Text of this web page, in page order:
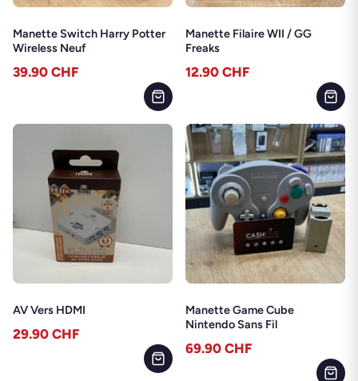
Manette Switch Harry Potter
Wireless Neuf
39.90 CHF
Manette Filaire WII / GG
Freaks
12.90 CHF
AV Vers HDMI
29.90 CHF
Manette Game Cube
Nintendo Sans Fil
69.90 CHF